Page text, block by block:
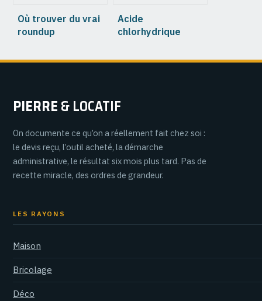
Où trouver du vrai
roundup
prendre de risques
Acide
chlorhydrique
efficacité, dangers
PIERRE& LOCATIF
On documente ce qu’on a réellement fait chez soi :
le devis reçu, l’outil acheté, la démarche
administrative, le résultat six mois plus tard. Pas de
recette miracle, des ordres de grandeur.
LES RAYONS
Maison
Bricolage
Déco